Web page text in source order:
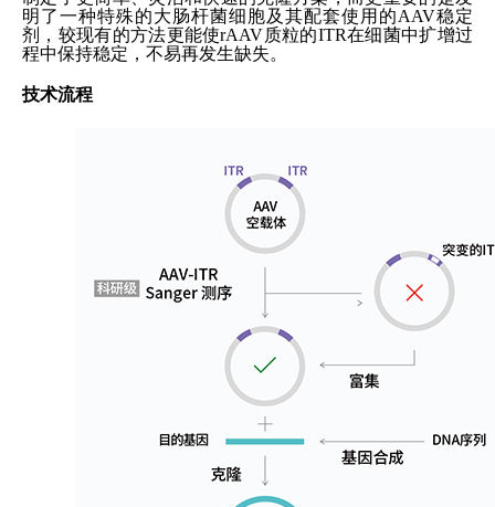
明了一种特殊的大肠杆菌细胞及其配套使用的AAV稳定
剂，较现有的方法更能使rAAV质粒的ITR在细菌中扩增过
程中保持稳定，不易再发生缺失。
技术流程